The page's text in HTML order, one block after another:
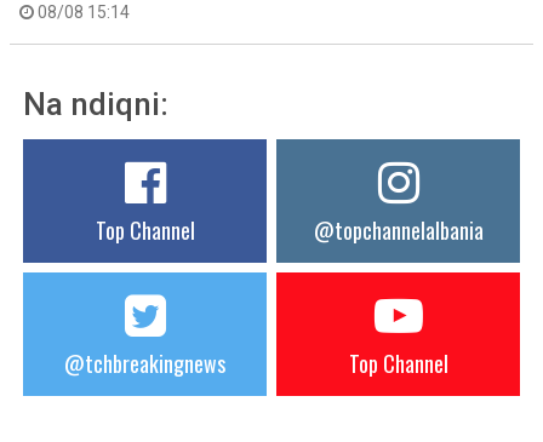
08/08 15:14
Na ndiqni:
Top Channel @topchannelalbania
@tchbreakingnews Top Channel